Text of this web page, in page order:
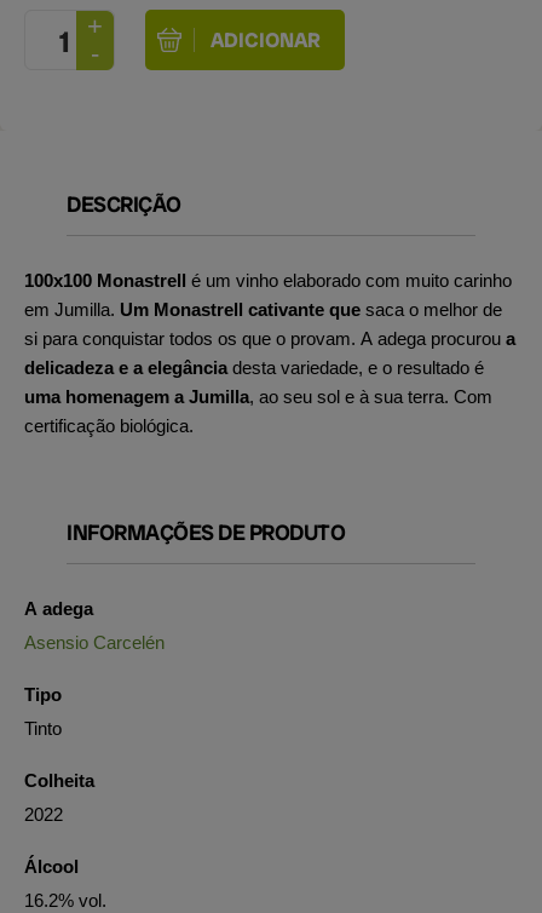
DESCRIÇÃO
100x100 Monastrell é um vinho elaborado com muito carinho
em Jumilla. Um Monastrell cativante que saca o melhor de
si para conquistar todos os que o provam. A adega procurou a
delicadeza e a elegância desta variedade, e o resultado é
uma homenagem a Jumilla, ao seu sol e à sua terra. Com
certificação biológica.
INFORMAÇÕES DE PRODUTO
A adega
Asensio Carcelén
Tipo
Tinto
Colheita
2022
Álcool
16.2% vol.